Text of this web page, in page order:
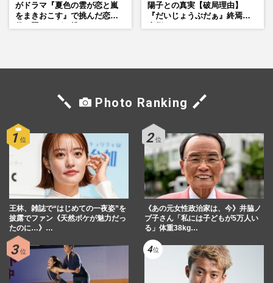
がドラマ『夏色の雲が恋と嵐
をまきおこす』で挑んだ恋人
陽子との真実【破局理由】
『だいじょうぶだぁ』終焉の
Photo Ranking
王林、雑誌で“はじめての一夜姿”を
披露でファン《天然ボケが魅力だっ
たのに…》…
《あの元女性政治家は、今》井脇ノ
ブ子さん「私には子どもが5万人い
る」体重38kg…